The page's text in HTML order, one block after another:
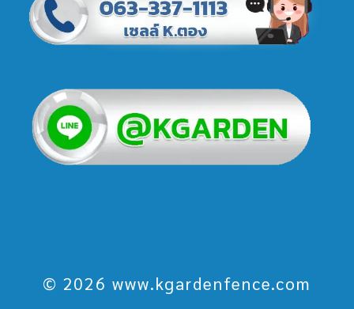
© 2026 www.kgardenfence.com